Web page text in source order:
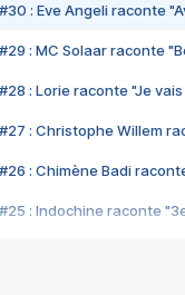
#30 : Eve Angeli raconte
#29 : MC Solaar raconte
#28 : Lorie raconte "Je
#27 : Christophe Willem
#26 : Chimène Badi
#25 : Indochine raconte